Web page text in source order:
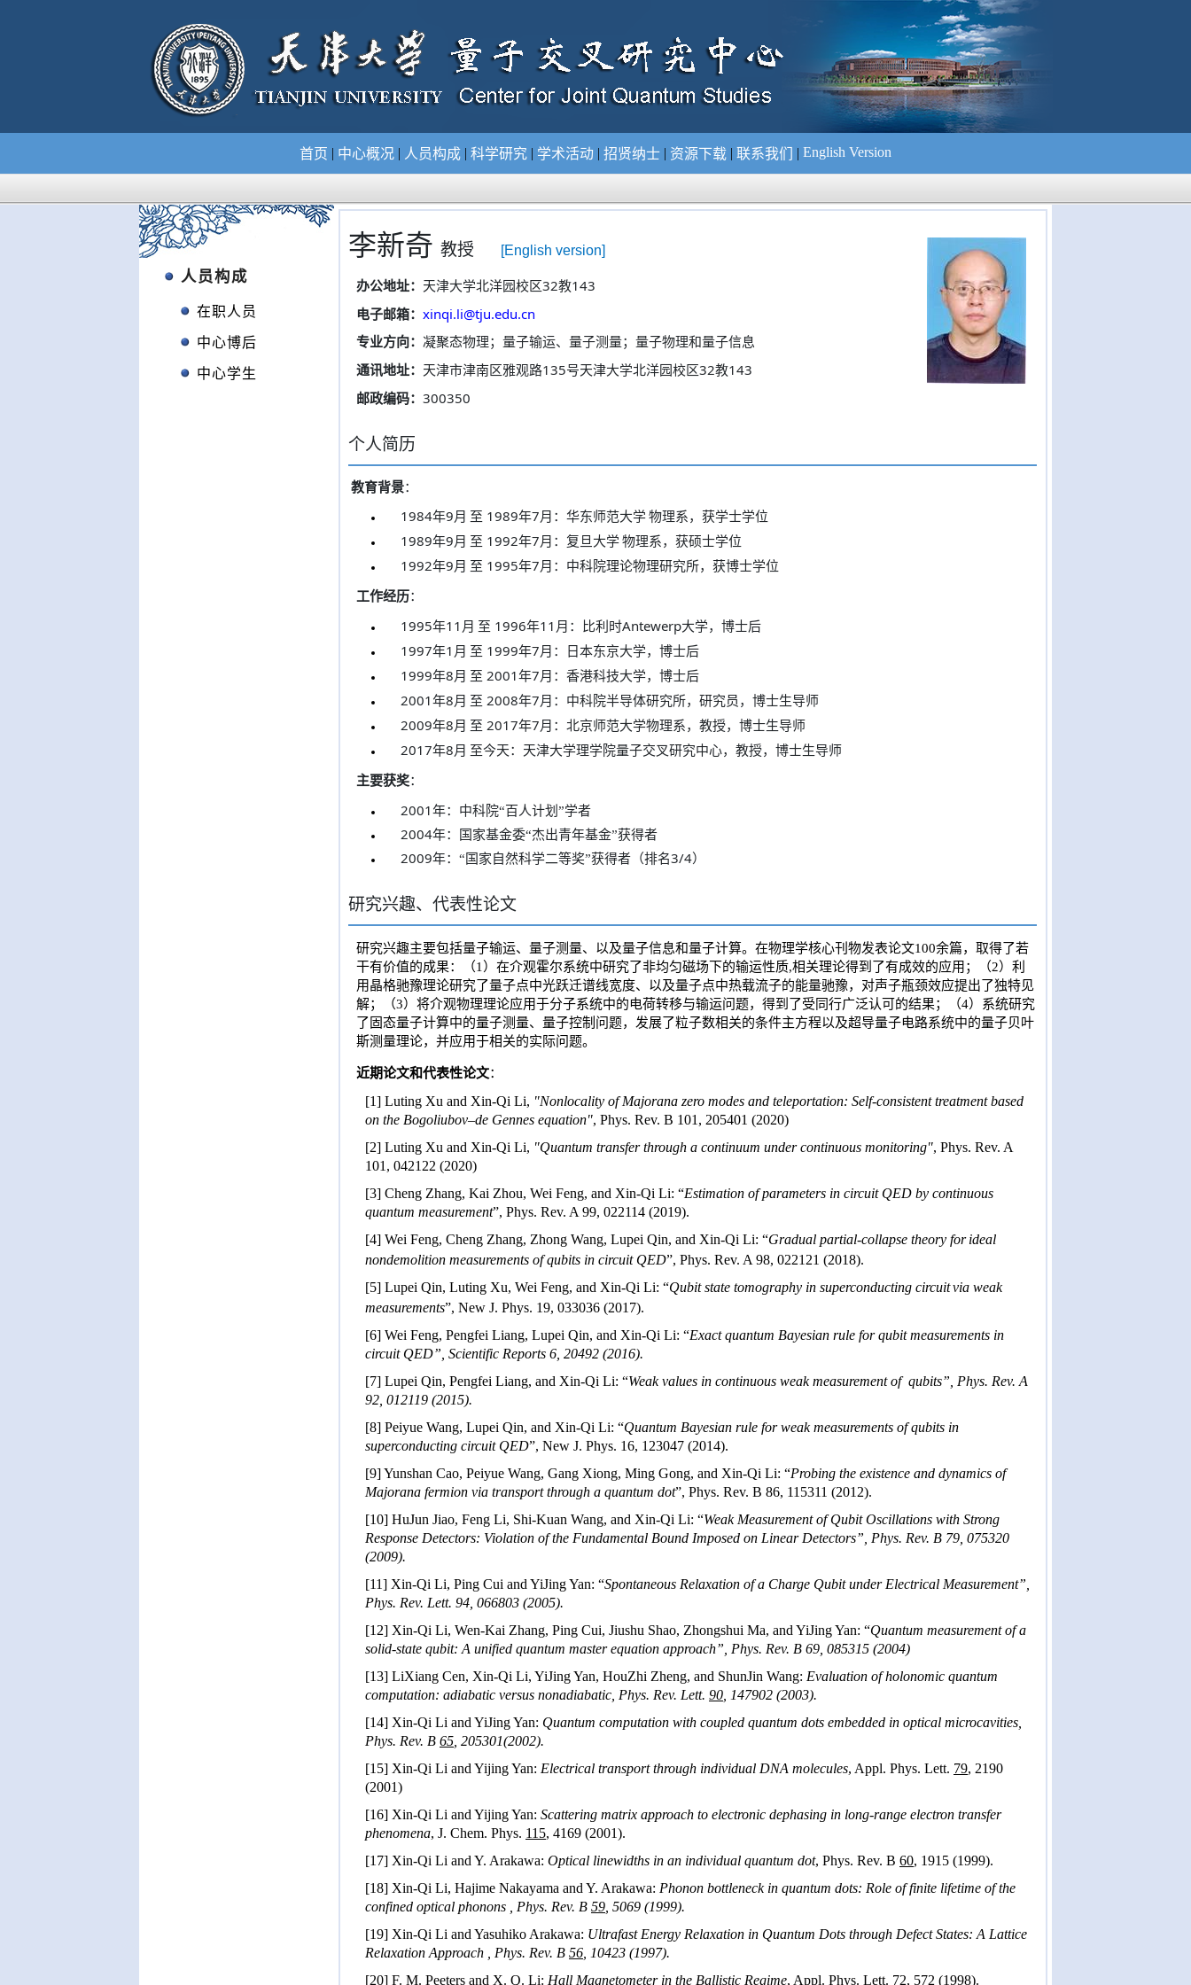
首页 | 中心概况 | 人员构成 | 科学研究 | 学术活动 | 招贤纳士 | 资源下载 | 联系我们 | English Version
人员构成
在职人员
中心博后
中心学生
李新奇 教授 [English version]
办公地址： 天津大学北洋园校区32教143
电子邮箱： xinqi.li@tju.edu.cn
专业方向： 凝聚态物理；量子输运、量子测量；量子物理和量子信息
通讯地址： 天津市津南区雅观路135号天津大学北洋园校区32教143
邮政编码： 300350
个人简历
教育背景：
1984年9月 至 1989年7月：华东师范大学物理系，获学士学位
1989年9月 至 1992年7月：复旦大学物理系，获硕士学位
1992年9月 至 1995年7月：中科院理论物理研究所，获博士学位
工作经历：
1995年11 月 至 1996年11 月：比利时Antewerp大学，博士后
1997年1 月 至 1999年7月：日本东京大学，博士后
1999年8月 至 2001年7月：香港科技大学，博士后
2001年8月 至 2008年7月：中科院半导体研究所，研究员，博士生导师
2009年8月 至 2017年7月：北京师范大学物理系，教授，博士生导师
2017年8月 至今天：天津大学理学院量子交叉研究中心，教授，博士生导师
主要获奖：
2001年：中科院“百人计划”学者
2004年：国家基金委“杰出青年基金”获得者
2009年：“国家自然科学二等奖”获得者（排名3/4）
研究兴趣、代表性论文
研究兴趣主要包括量子输运、量子测量、以及量子信息和量子计算。在物理学核心刊物发表论文100余篇，取得了若
干有价值的成果：（1 ）在介观霍尔系统中研究了非均匀磁场下的输运性质,相关理论得到了有成效的应用；（2）利
用晶格驰豫理论研究了量子点中光跃迁谱线宽度、以及量子点中热载流子的能量驰豫，对声子瓶颈效应提出了独特见
解；（3）将介观物理理论应用于分子系统中的电荷转移与输运问题，得到了受同行广泛认可的结果；（4）系统研究
了固态量子计算中的量子测量、量子控制问题，发展了粒子数相关的条件主方程以及超导量子电路系统中的量子贝叶
斯测量理论，并应用于相关的实际问题。
近期论文和代表性论文：
[1] Luting Xu and Xin-Qi Li, "Nonlocality of Majorana zero modes and teleportation: Self-consistent treatment based
on the Bogoliubov–de Gennes equation", Phys. Rev. B 101, 205401 (2020)
[2] Luting Xu and Xin-Qi Li, "Quantum transfer through a continuum under continuous monitoring", Phys. Rev. A
101, 042122 (2020)
[3] Cheng Zhang, Kai Zhou, Wei Feng, and Xin-Qi Li: “Estimation of parameters in circuit QED by continuous
quantum measurement”, Phys. Rev. A 99, 022114 (2019).
[4] Wei Feng, Cheng Zhang, Zhong Wang, Lupei Qin, and Xin-Qi Li: “Gradual partial-collapse theory for ideal
nondemolition measurements of qubits in circuit QED”, Phys. Rev. A 98, 022121 (2018).
[5] Lupei Qin, Luting Xu, Wei Feng, and Xin-Qi Li: “Qubit state tomography in superconducting circuitvia weak
measurements”, New J. Phys. 19, 033036 (2017).
[6] Wei Feng, Pengfei Liang, Lupei Qin, and Xin-Qi Li: “Exact quantum Bayesian rule for qubitmeasurements in
circuit QED”, Scientific Reports 6, 20492 (2016).
[7] Lupei Qin, Pengfei Liang, and Xin-Qi Li: “Weak values in continuous weak measurement of qubits”, Phys. Rev. A
92, 012119 (2015).
[8] Peiyue Wang, Lupei Qin, and Xin-Qi Li: “Quantum Bayesian rule for weak measurements of qubits in
superconducting circuit QED”, New J. Phys. 16, 123047 (2014).
[9] Yunshan Cao, Peiyue Wang, Gang Xiong, Ming Gong, and Xin-Qi Li: “Probing the existence and dynamics of
Majorana fermion via transport through a quantum dot”, Phys. Rev. B 86, 115311 (2012).
[10] HuJun Jiao, Feng Li, Shi-Kuan Wang, and Xin-Qi Li: “Weak Measurement of Qubit Oscillations with Strong
Response Detectors: Violation of the Fundamental Bound Imposed on Linear Detectors”, Phys. Rev. B 79, 075320
(2009).
[11] Xin-Qi Li, Ping Cui and YiJing Yan: “Spontaneous Relaxation of a Charge Qubit under Electrical Measurement”,
Phys. Rev. Lett. 94, 066803 (2005).
[12] Xin-Qi Li, Wen-Kai Zhang, Ping Cui, Jiushu Shao, Zhongshui Ma, and YiJing Yan: “Quantum measurement of a
solid-state qubit: A unified quantum master equation approach”, Phys. Rev. B 69, 085315 (2004)
[13] LiXiang Cen, Xin-Qi Li, YiJing Yan, HouZhi Zheng, and ShunJin Wang: Evaluation of holonomic quantum
computation: adiabatic versus nonadiabatic , Phys. Rev. Lett. 90 , 147902 (2003).
[14] Xin-Qi Li and YiJing Yan: Quantum computation with coupled quantum dots embedded in optical microcavities
Phys. Rev. B 65 , 205301(2002).
[15] Xin-Qi Li and Yijing Yan: Electrical transport through individual DNA molecules, Appl. Phys. Lett. 79, 2190
(2001)
[16] Xin-Qi Li and Yijing Yan: Scattering matrix approach to electronic dephasing in long-range electron transfer
phenomena, J. Chem. Phys. 115, 4169 (2001).
[17] Xin-Qi Li and Y. Arakawa: Optical linewidths in an individual quantum dot, Phys. Rev. B 60, 1915 (1999).
[18] Xin-Qi Li, Hajime Nakayama and Y. Arakawa: Phonon bottleneck in quantum dots: Role of finite lifetime of the
confined optical phonons
, Phys. Rev. B 59 , 5069 (1999).
[19] Xin-Qi Li and Yasuhiko Arakawa: Ultrafast Energy Relaxation in Quantum Dots through DefectStates: A Lattice
Relaxation Approach , Phys. Rev. B 56 , 10423 (1997).
[20] F. M. Peeters and X. Q. Li: Hall Magnetometer in the Ballistic Regime, Appl. Phys. Lett. 72, 572 (1998).